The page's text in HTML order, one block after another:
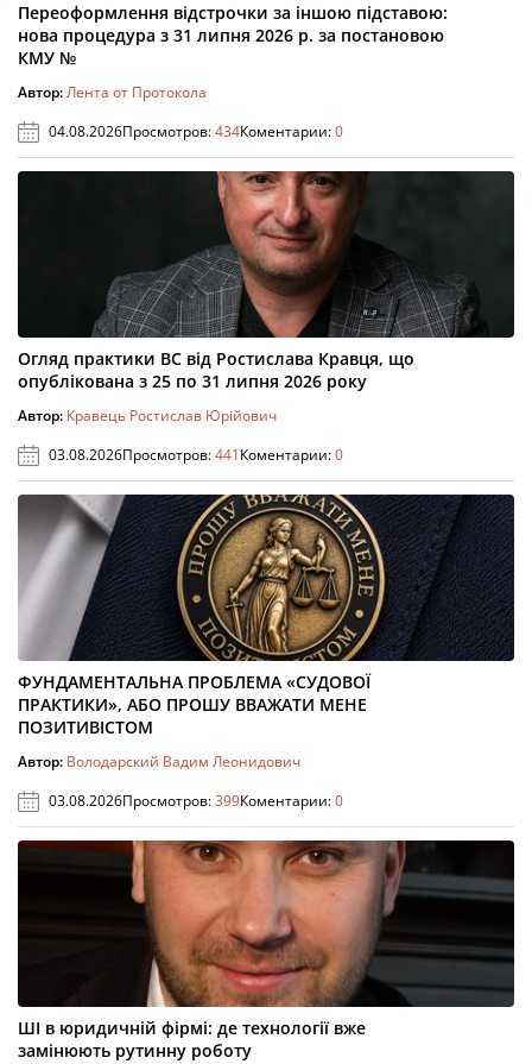
Переоформлення відстрочки за іншою підставою:
нова процедура з 31 липня 2026 р. за постановою
КМУ №
Автор:Лента от Протокола
04.08.2026Просмотров:434Коментарии:0
Огляд практики ВС від Ростислава Кравця, що
опублікована з 25 по 31 липня 2026 року
Автор: Кравець Ростислав Юрійович
03.08.2026Просмотров:441Коментарии:0
ФУНДАМЕНТАЛЬНА ПРОБЛЕМА «СУДОВОЇ
ПРАКТИКИ», АБО ПРОШУ ВВАЖАТИ МЕНЕ
ПОЗИТИВІСТОМ
Автор: Володарский Вадим Леонидович
03.08.2026Просмотров:399Коментарии:0
ШІ в юридичній фірмі: де технології вже
замінюють рутинну роботу